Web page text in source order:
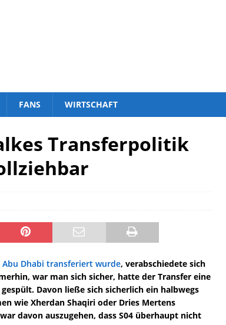
FANS WIRTSCHAFT
Transferpolitik
Abu Dhabi transferiert wurde, verabschiedete sich
war man sich sicher, hatte der Transfer eine
Davon ließe sich sicherlich ein halbwegs
wie Xherdan Shaqiri oder Dries Mertens
davon auszugehen, dass S04 überhaupt nicht